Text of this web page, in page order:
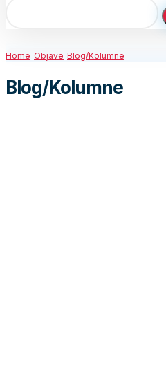
Home Objave Blog/Kolumne
Blog/Kolumne